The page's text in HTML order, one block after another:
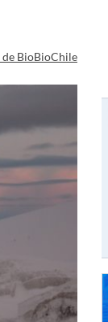
BioBioChile